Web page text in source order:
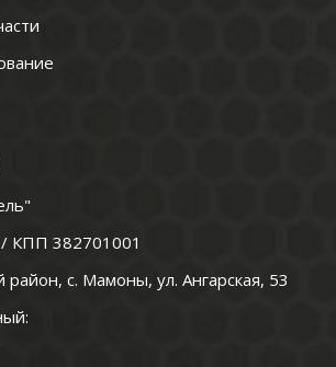
КПП 382701001
район, с. Мамоны, ул. Ангарская, 53